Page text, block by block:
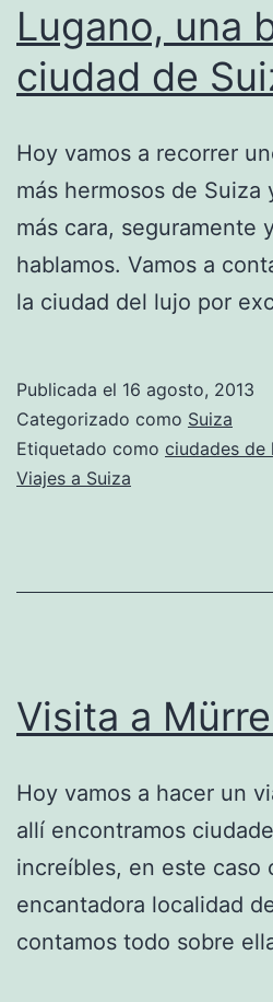
Lugano, una
ciudad de
Hoy vamos a recorrer
más hermosos de Suiza
más cara, seguramente
hablamos. Vamos a
la ciudad del lujo por
Publicada el 16 agosto, 2013
Categorizado como Suiza
Etiquetado como ciudades de
Viajes a Suiza
Visita a
Hoy vamos a hacer un
allí encontramos
increíbles, en este caso
encantadora localidad
contamos todo sobre